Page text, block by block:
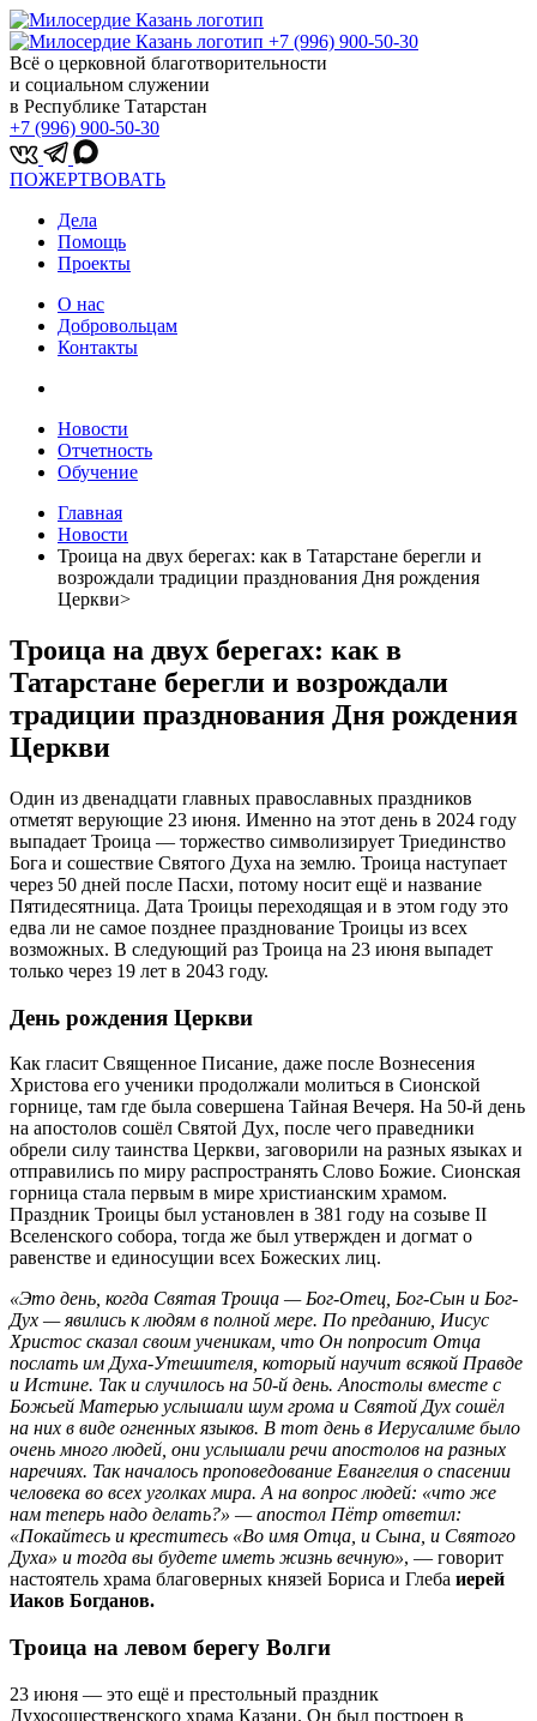
+7 (996) 900-50-30
Всё о церковной благотворительности
и социальном служении
в Республике Татарстан
+7 (996) 900-50-30
ПОЖЕРТВОВАТЬ
Дела
Помощь
Проекты
О нас
Добровольцам
Контакты
Новости
Отчетность
Обучение
Главная
Новости
Троица на двух берегах: как в Татарстане берегли и
возрождали традиции празднования Дня рождения
Церкви>
Троица на двух берегах: как в
Татарстане берегли и возрождали
традиции празднования Дня рождения
Церкви
Один из двенадцати главных православных праздников
отметят верующие 23 июня. Именно на этот день в 2024 году
выпадает Троица — торжество символизирует Триединство
Бога и сошествие Святого Духа на землю. Троица наступает
через 50 дней после Пасхи, потому носит ещё и название
Пятидесятница. Дата Троицы переходящая и в этом году это
едва ли не самое позднее празднование Троицы из всех
возможных. В следующий раз Троица на 23 июня выпадет
только через 19 лет в 2043 году.
День рождения Церкви
Как гласит Священное Писание, даже после Вознесения
Христова его ученики продолжали молиться в Сионской
горнице, там где была совершена Тайная Вечеря. На 50-й день
на апостолов сошёл Святой Дух, после чего праведники
обрели силу таинства Церкви, заговорили на разных языках и
отправились по миру распространять Слово Божие. Сионская
горница стала первым в мире христианским храмом.
Праздник Троицы был установлен в 381 году на созыве II
Вселенского собора, тогда же был утвержден и догмат о
равенстве и единосущии всех Божеских лиц.
«Это день, когда Святая Троица — Бог-Отец, Бог-Сын и Бог-
Дух — явились к людям в полной мере. По преданию, Иисус
Христос сказал своим ученикам, что Он попросит Отца
послать им Духа-Утешителя, который научит всякой Правде
и Истине. Так и случилось на 50-й день. Апостолы вместе с
Божьей Матерью услышали шум грома и Святой Дух сошёл
на них в виде огненных языков. В тот день в Иерусалиме было
очень много людей, они услышали речи апостолов на разных
наречиях. Так началось проповедование Евангелия о спасении
человека во всех уголках мира. А на вопрос людей: «что же
нам теперь надо делать?» — апостол Пётр ответил:
«Покайтесь и креститесь «Во имя Отца, и Сына, и Святого
Духа» и тогда вы будете иметь жизнь вечную», — говорит
настоятель храма благоверных князей Бориса и Глеба иерей
Иаков Богданов.
Троица на левом берегу Волги
23 июня — это ещё и престольный праздник
Духосошественского храма Казани. Он был построен в